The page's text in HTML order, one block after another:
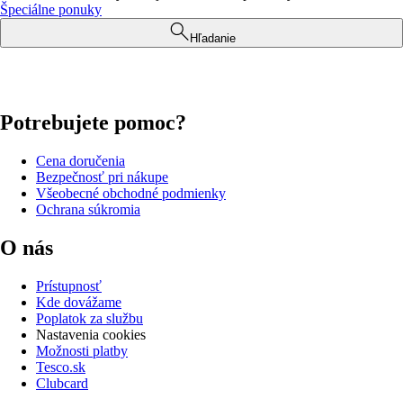
Špeciálne ponuky
Hľadanie
Potrebujete pomoc?
Cena doručenia
Bezpečnosť pri nákupe
Všeobecné obchodné podmienky
Ochrana súkromia
O nás
Prístupnosť
Kde dovážame
Poplatok za službu
Nastavenia cookies
Možnosti platby
Tesco.sk
Clubcard